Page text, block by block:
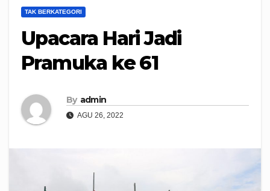
TAK BERKATEGORI
Upacara Hari Jadi
Pramuka ke 61
By admin
AGU 26, 2022